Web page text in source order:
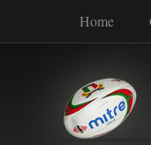
Home